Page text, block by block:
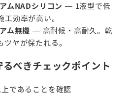
ムNADシリコン — 1液型で低
効率が高い。
ム無機 — 高耐候・高耐久。乾
ヤが保たれる。
べきチェックポイント
であることを確認